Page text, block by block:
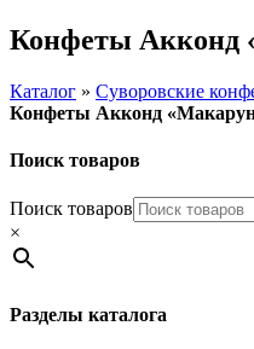
Конфеты Акконд
Каталог » Суворовские
Конфеты Акконд
Поиск товаров
Поиск товаров
×
Разделы каталога